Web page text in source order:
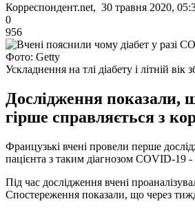
Корреспондент.net, 30 травня 2020,
0
956
Фото: Getty
Ускладнення на тлі діабету і літній вік
Дослідження показали,
гірше справляється з
Французькі вчені провели перше
пацієнта з таким діагнозом COVID-
Під час дослідження вчені
Спостереження показали, що через